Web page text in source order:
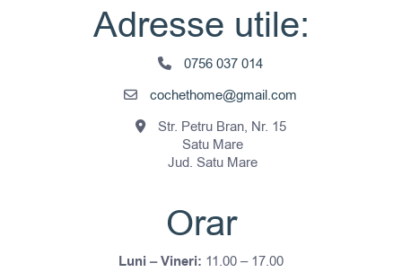
Adresse utile:
0756 037 014
cochethome@gmail.com
Str. Petru Bran, Nr. 15
Satu Mare
Jud. Satu Mare
Orar
Luni – Vineri: 11.00 – 17.00